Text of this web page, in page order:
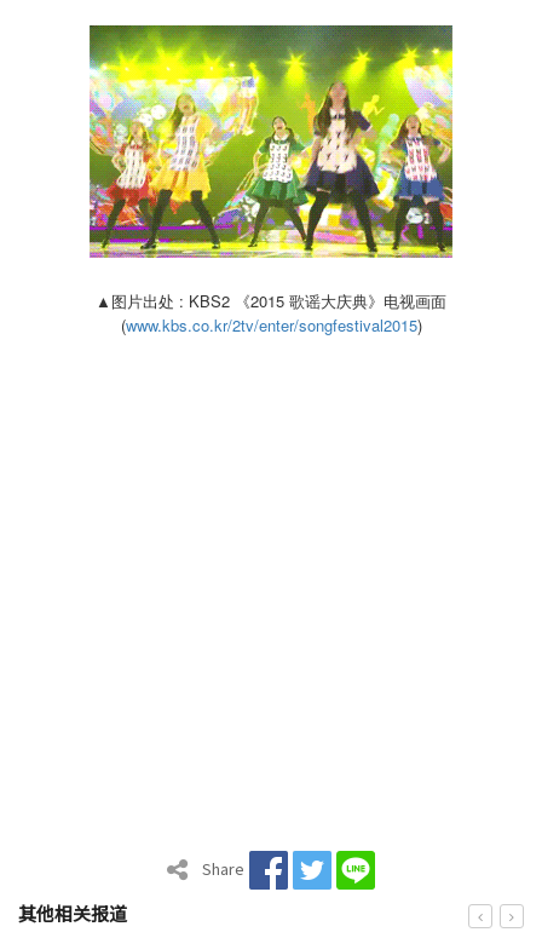
▲图片出处 : KBS2 《2015 歌谣大庆典》电视画面
(www.kbs.co.kr/2tv/enter/songfestival2015)
Share
其他相关报道